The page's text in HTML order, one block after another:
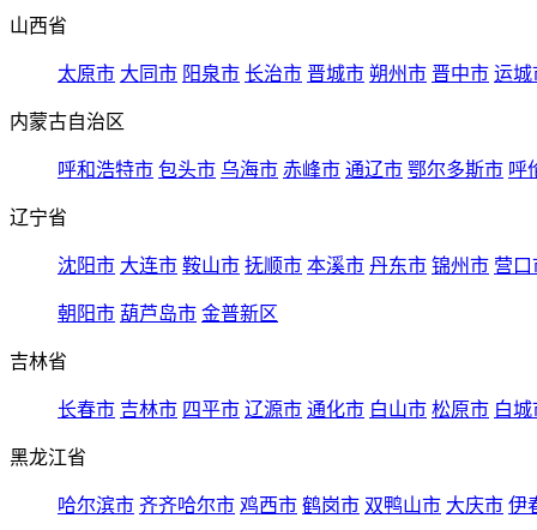
山西省
太原市 大同市 阳泉市 长治市 晋城市 朔州市 晋中市 运城
内蒙古自治区
呼和浩特市 包头市 乌海市 赤峰市 通辽市 鄂尔多斯市 呼
辽宁省
沈阳市 大连市 鞍山市 抚顺市 本溪市 丹东市 锦州市 营口
朝阳市 葫芦岛市 金普新区
吉林省
长春市 吉林市 四平市 辽源市 通化市 白山市 松原市 白城
黑龙江省
哈尔滨市 齐齐哈尔市 鸡西市 鹤岗市 双鸭山市 大庆市 伊